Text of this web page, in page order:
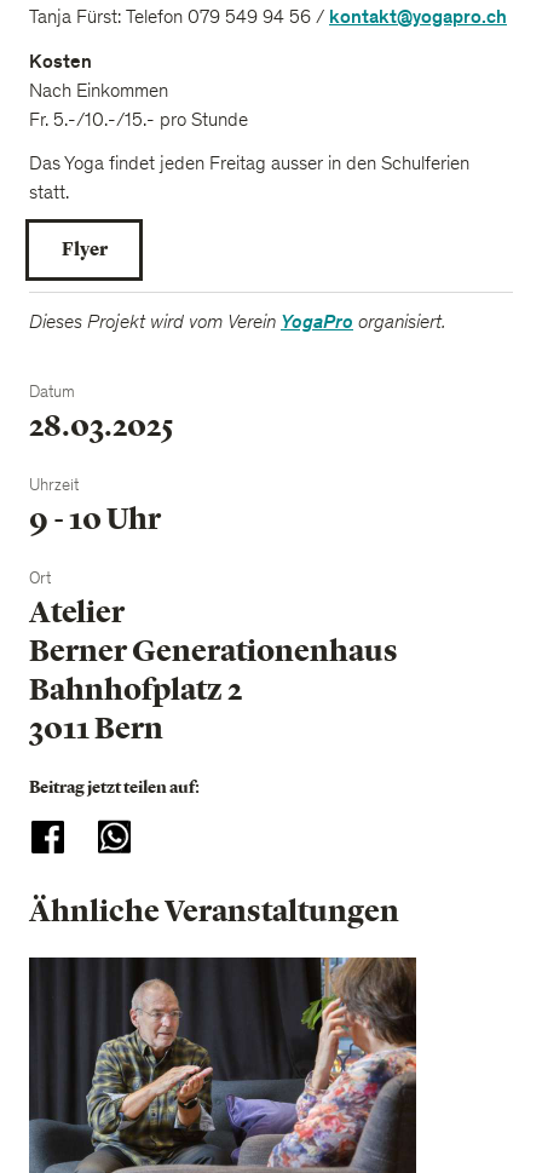
Tanja Fürst: Telefon 079 549 94 56 / kontakt@yogapro.ch
Kosten
Nach Einkommen
Fr. 5.-/10.-/15.- pro Stunde
Das Yoga findet jeden Freitag ausser in den Schulferien
statt.
Flyer
Dieses Projekt wird vom Verein YogaPro organisiert.
Datum
28.03.2025
Uhrzeit
9 - 10 Uhr
Ort
Atelier
Berner Generationenhaus
Bahnhofplatz 2
3011 Bern
Beitrag jetzt teilen auf:
Ähnliche Veranstaltungen